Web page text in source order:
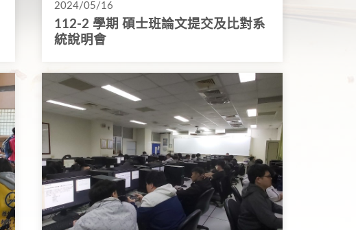
2024/05/16
112-2 學期 碩士班論文提交及比對系
統說明會